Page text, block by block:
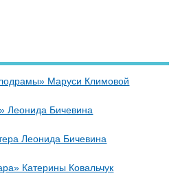
Маруси Климовой
Леонида Бичевина
Леонида Бичевина
Катерины Ковальчук